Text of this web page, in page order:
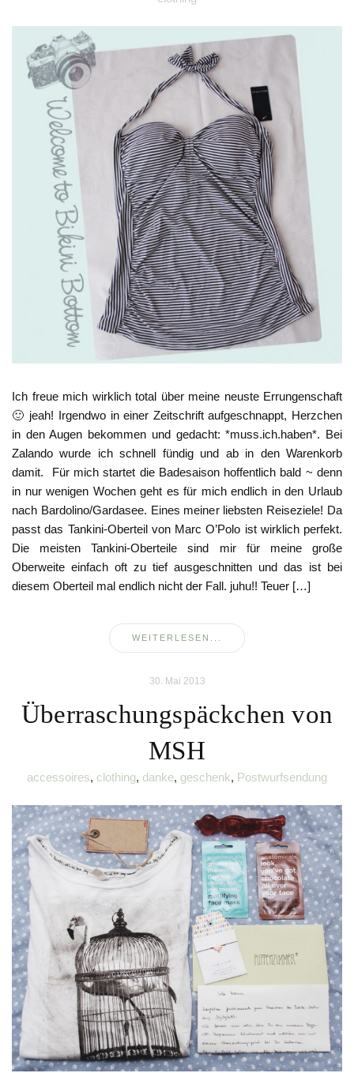
Ich freue mich wirklich total über meine neuste Errungenschaft
🙂 jeah! Irgendwo in einer Zeitschrift aufgeschnappt, Herzchen
in den Augen bekommen und gedacht: *muss.ich.haben*. Bei
Zalando wurde ich schnell fündig und ab in den Warenkorb
damit. Für mich startet die Badesaison hoffentlich bald ~ denn
in nur wenigen Wochen geht es für mich endlich in den Urlaub
nach Bardolino/Gardasee. Eines meiner liebsten Reiseziele! Da
passt das Tankini-Oberteil von Marc O’Polo ist wirklich perfekt.
Die meisten Tankini-Oberteile sind mir für meine große
Oberweite einfach oft zu tief ausgeschnitten und das ist bei
diesem Oberteil mal endlich nicht der Fall. juhu!! Teuer […]
WEITERLESEN...
30. Mai 2013
Überraschungspäckchen von
MSH
accessoires, clothing, danke, geschenk, Postwurfsendung